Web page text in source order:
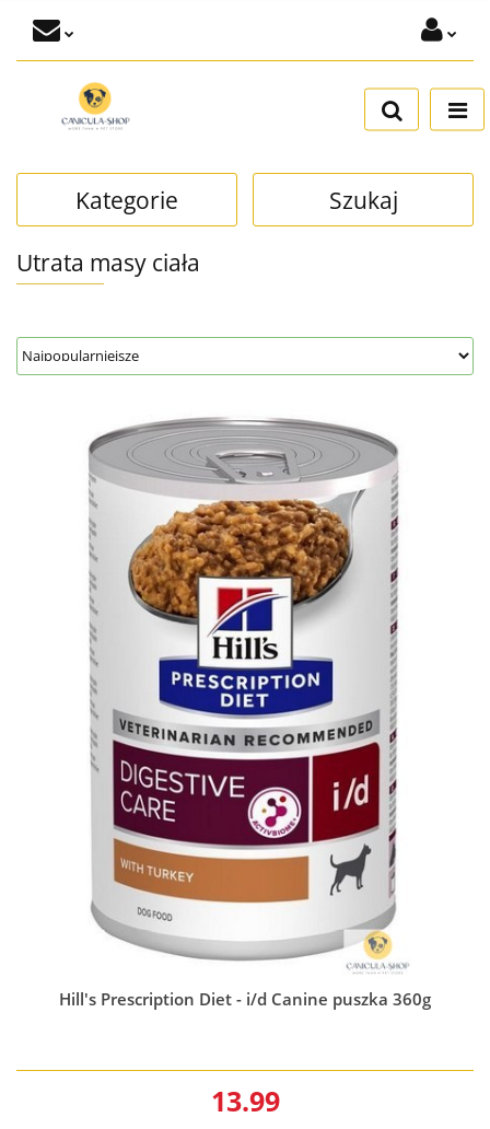
Zaloguj się
Dodaj zgłoszenie
Kategorie Szukaj
Utrata masy ciała
Hill's Prescription Diet - i/d Canine puszka 360g
13.99